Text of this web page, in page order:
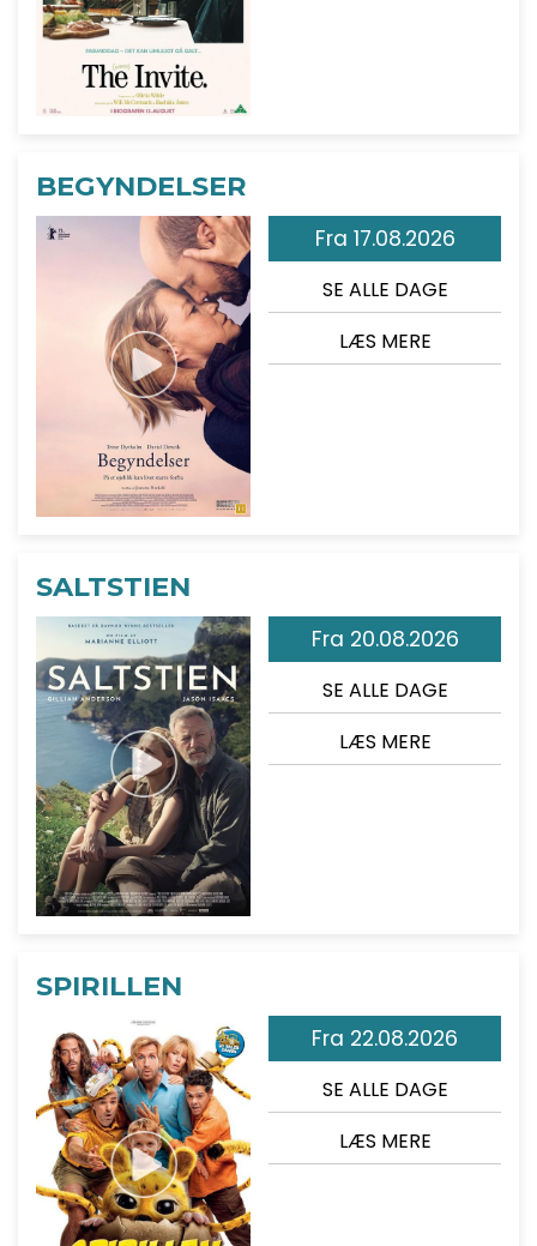
BEGYNDELSER
Fra 17.08.2026
SE ALLE DAGE
LÆS MERE
SALTSTIEN
Fra 20.08.2026
SE ALLE DAGE
LÆS MERE
SPIRILLEN
Fra 22.08.2026
SE ALLE DAGE
LÆS MERE